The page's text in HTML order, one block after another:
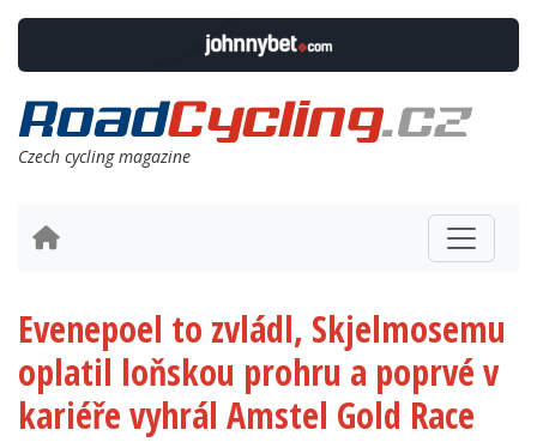
Czech cycling magazine
Evenepoel to zvládl, Skjelmosemu
oplatil loňskou prohru a poprvé v
kariéře vyhrál Amstel Gold Race